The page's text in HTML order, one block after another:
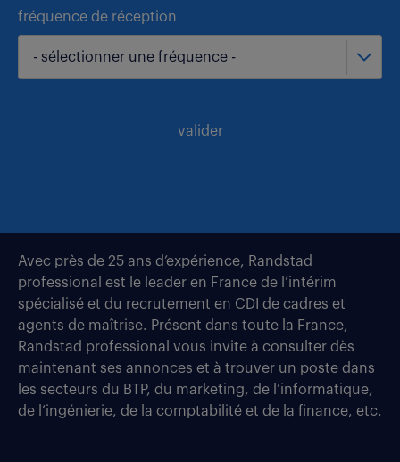
fréquence de réception
- sélectionner une fréquence -
valider
Avec près de 25 ans d’expérience, Randstad
professional est le leader en France de l’intérim
spécialisé et du recrutement en CDI de cadres et
agents de maîtrise. Présent dans toute la France,
Randstad professional vous invite à consulter dès
maintenant ses annonces et à trouver un poste dans
les secteurs du BTP, du marketing, de l’informatique,
de l’ingénierie, de la comptabilité et de la finance, etc.